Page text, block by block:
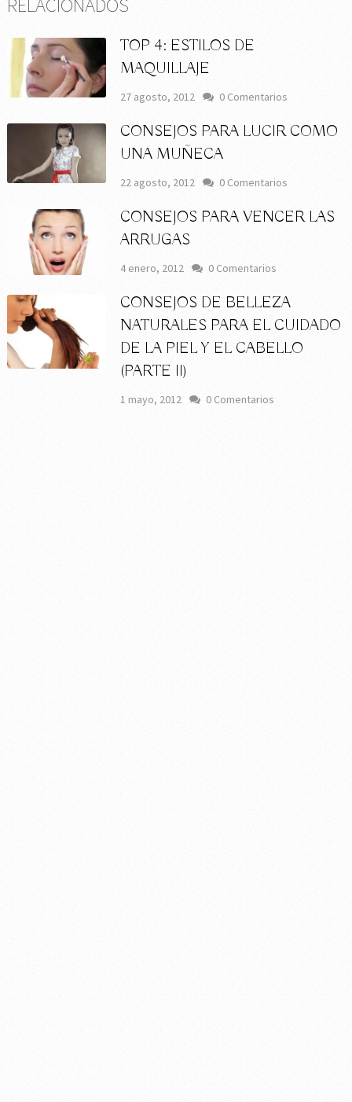
TOP 4: ESTILOS DE
MAQUILLAJE
27 agosto, 2012 0 Comentarios
CONSEJOS PARA LUCIR COMO
UNA MUÑECA
22 agosto, 2012 0 Comentarios
CONSEJOS PARA VENCER LAS
ARRUGAS
4 enero, 2012 0 Comentarios
CONSEJOS DE BELLEZA
NATURALES PARA EL CUIDADO
DE LA PIEL Y EL CABELLO
(PARTE II)
1 mayo, 2012 0 Comentarios